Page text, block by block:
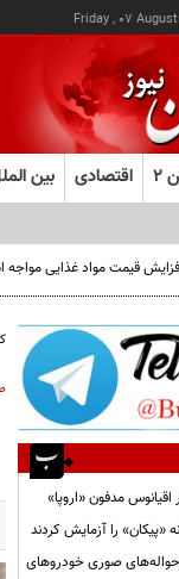
Friday , 07
۲ اقتصادی بین
مدفون «اروپا»
«پیکان» را آزمایش کردند
صوری خودروهای